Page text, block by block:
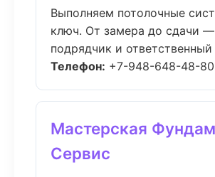
Выполняем потолочные
ключ. От замера до сдачи
подрядчик и ответственный
Телефон: +7-948-648-48-80
Мастерская
Сервис